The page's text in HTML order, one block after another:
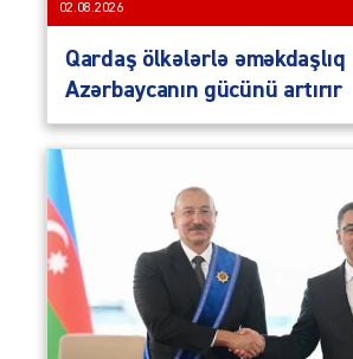
02.08.2026
Qardaş ölkələrlə əməkdaşlıq
Azərbaycanın gücünü artırır